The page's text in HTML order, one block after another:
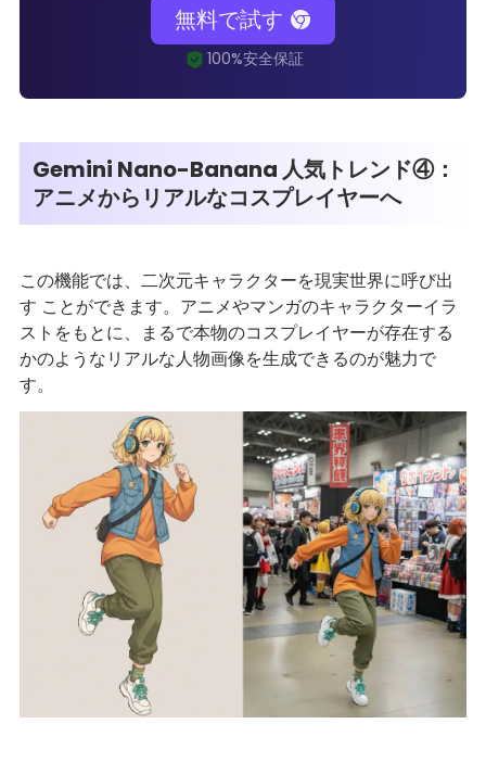
無料で試す
Gemini Nano-Banana 人気トレンド④：
アニメからリアルなコスプレイヤーへ
この機能では、二次元キャラクターを現実世界に呼び出
す ことができます。アニメやマンガのキャラクターイラ
ストをもとに、まるで本物のコスプレイヤーが存在する
かのようなリアルな人物画像を生成できるのが魅力で
す。